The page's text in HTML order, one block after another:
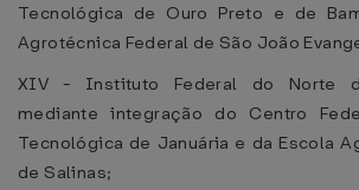
Tecnológica de Ouro Preto e de
Agrotécnica Federal de São João
XIV - Instituto Federal do Norte
mediante integração do Centro
Tecnológica de Januária e da Escola
de Salinas;